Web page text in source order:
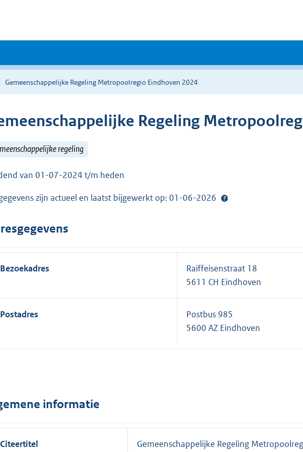
Gemeenschappelijke Regeling Metropoolregio Eindhoven 2024
Regeling
regeling
van 01-07-2024 t/m heden
zijn actueel en laatst bijgewerkt op: 01-06-2026
Bezoekadres
Raiffeisenstraat 18
5611 CH Eindhoven
Postadres
Postbus 985
5600 AZ Eindhoven
informatie
Citeertitel Gemeenschappelijke Regeling